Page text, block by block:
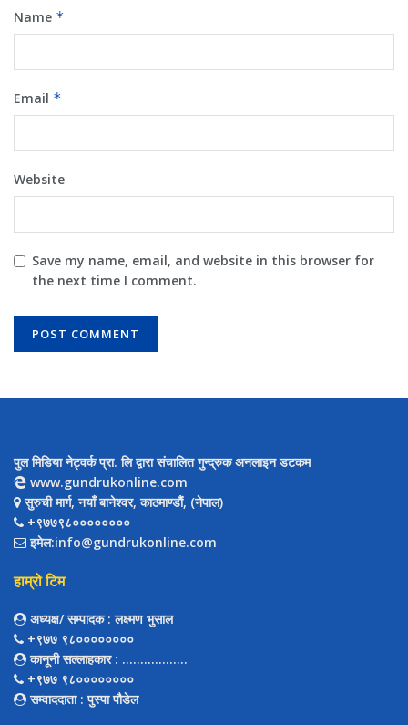
Name *
Email *
Website
Save my name, email, and website in this browser for
the next time I comment.
पुल मिडिया नेट्वर्क प्रा. लि द्वारा संचालित गुन्द्रुक अनलाइन डटकम
www.gundrukonline.com
सुरुची मार्ग, नयाँ बानेश्वर, काठमाण्डौैं, (नेपाल)
+९७७९८००००००००
इमेल:info@gundrukonline.com
हाम्रो टिम
अध्यक्ष/ सम्पादक: लक्ष्मण भुसाल
+९७७ ९८००००००००
कानूनी सल्लाहकार: ..................
+९७७ ९८००००००००
सम्वाददाता: पुस्पा पौडेल